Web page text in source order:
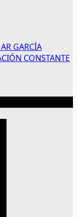
GARCÍA
CONSTANTE